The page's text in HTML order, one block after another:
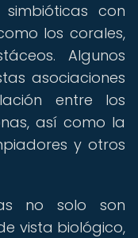
con
los corales,
Algunos
asociaciones
entre los
así como la
y otros
no solo son
vista biológico,